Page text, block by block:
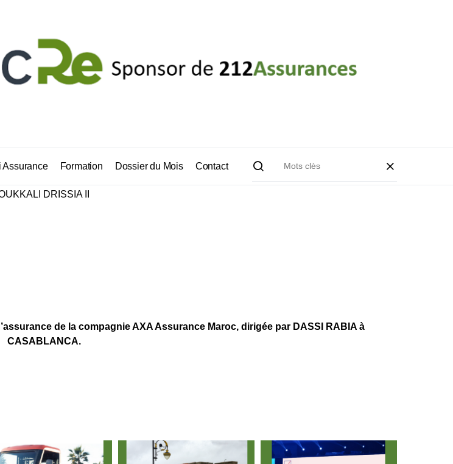
Assurance Formation Dossier du Mois Contact
DOUKKALI
DRISSIA II
de la compagnie AXA Assurance Maroc, dirigée par DASSI RABIA à
CASABLANCA.